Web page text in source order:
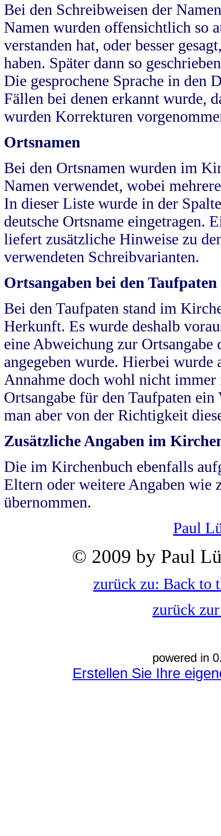
Bei den Schreibweisen der
Namen wurden offensichtlich so
verstanden hat, oder besser
haben. Später dann so
Die gesprochene Sprache in
Fällen bei denen erkannt wurde,
wurden Korrekturen
Ortsnamen
Bei den Ortsnamen wurden im
Namen verwendet, wobei
In dieser Liste wurde in der
deutsche Ortsname eingetragen.
liefert zusätzliche Hinweise zu
verwendeten Schreibvarianten.
Ortsangaben bei den Taufpaten
Bei den Taufpaten stand im
Herkunft. Es wurde deshalb
eine Abweichung zur
angegeben wurde. Hierbei wurde
Annahme doch wohl nicht
Ortsangabe für den Taufpaten
man aber von der Richtigkeit
Zusätzliche Angaben im
Die im Kirchenbuch ebenfalls
Eltern oder weitere Angaben wie
übernommen.
Paul
© 2009 by Paul
zurück zu: Back to
zurück
powered in
Erstellen Sie Ihre